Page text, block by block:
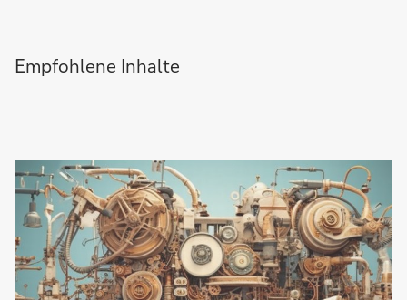
Empfohlene Inhalte